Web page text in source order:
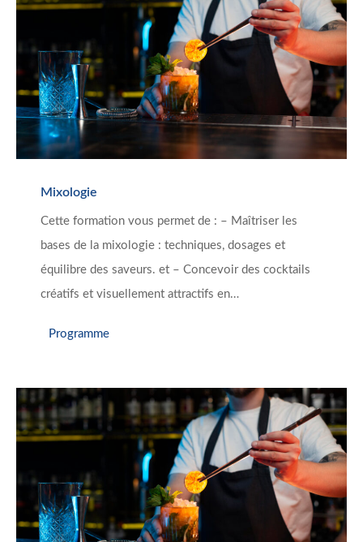
Mixologie
Cette formation vous permet de : – Maîtriser les
bases de la mixologie : techniques, dosages et
équilibre des saveurs. et – Concevoir des cocktails
créatifs et visuellement attractifs en…
Programme